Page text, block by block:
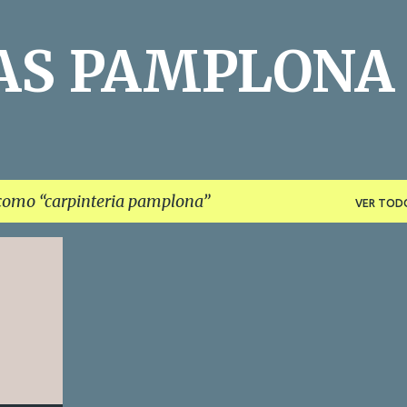
PAMPLONA
carpinteria pamplona VER